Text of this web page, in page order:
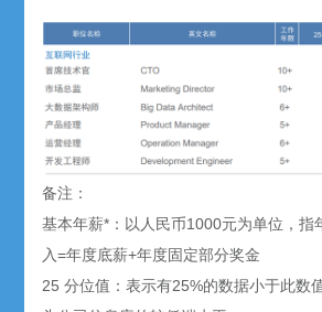
备注：
基本年薪*：以人民币1000元为单位，指
入=年度底薪+年度固定部分奖金
25 分位值：表示有25%的数据小于此数